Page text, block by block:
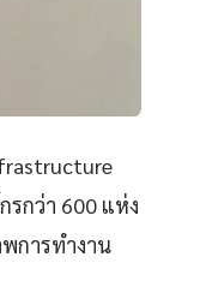
กว่า 600 แห่ง
การทำงาน